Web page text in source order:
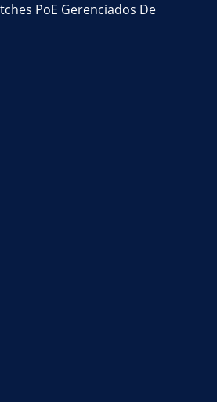
PoE Gerenciados De